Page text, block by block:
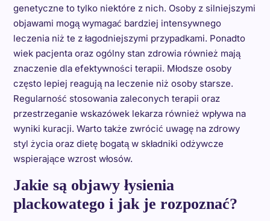
genetyczne to tylko niektóre z nich. Osoby z silniejszymi
objawami mogą wymagać bardziej intensywnego
leczenia niż te z łagodniejszymi przypadkami. Ponadto
wiek pacjenta oraz ogólny stan zdrowia również mają
znaczenie dla efektywności terapii. Młodsze osoby
często lepiej reagują na leczenie niż osoby starsze.
Regularność stosowania zaleconych terapii oraz
przestrzeganie wskazówek lekarza również wpływa na
wyniki kuracji. Warto także zwrócić uwagę na zdrowy
styl życia oraz dietę bogatą w składniki odżywcze
wspierające wzrost włosów.
Jakie są objawy łysienia
plackowatego i jak je rozpoznać?